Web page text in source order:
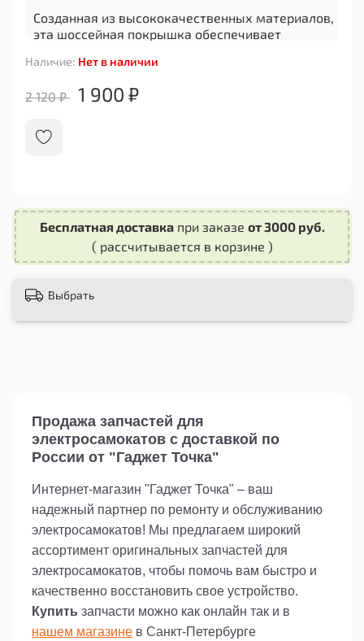
Наличие: Нет в наличии
2 120 ₽ 1 900 ₽
Созданная из высококачественных материалов,
эта шоссейная покрышка обеспечивает
покрытием, что гарантирует безопасность во
универсальности, она подходит не только для
использована на других электросамокатах.
устанавливается на ваш электросамокат и не
требует особых навыков или инструментов.
Необходимость замены покрышки возникает со
временем из-за износа или повреждений.
получаете надежный продукт, который
3.50-6 CST для Kugoo G1 и других
электросамокатов прямо сейчас и обеспечьте
себе комфортное передвижение по городским
Бесплатная доставкапри заказе от 3000 руб.
( рассчитывается в корзине )
Выбрать
Продажа запчастей для
электросамокатов с доставкой по
России от "Гаджет Точка"
Интернет-магазин "Гаджет Точка" – ваш
надежный партнер по ремонту и обслуживанию
электросамокатов! Мы предлагаем широкий
ассортимент оригинальных запчастей для
электросамокатов, чтобы помочь вам быстро и
качественно восстановить свое устройство.
Купить запчасти можно как онлайн так и в
нашем магазине в Санкт-Петербурге